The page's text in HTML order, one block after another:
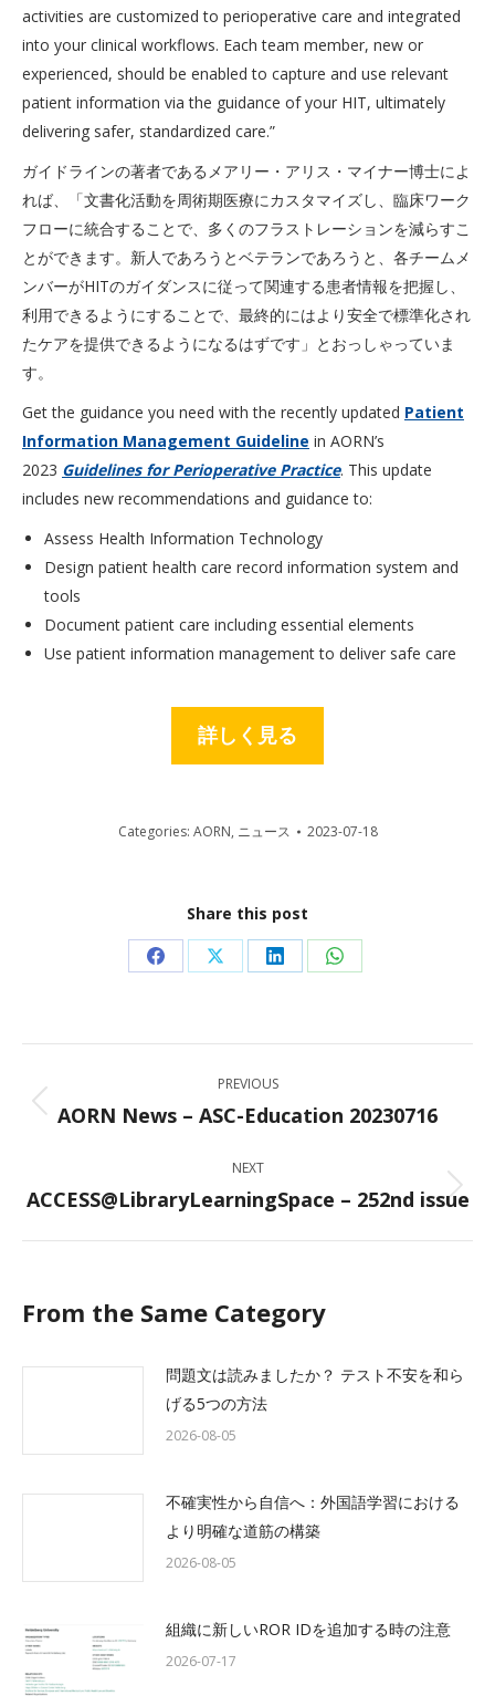
activities are customized to perioperative care and integrated
into your clinical workflows. Each team member, new or
experienced, should be enabled to capture and use relevant
patient information via the guidance of your HIT, ultimately
delivering safer, standardized care.”
ガイドラインの著者であるメアリー・アリス・マイナー博士によ
れば、「文書化活動を周術期医療にカスタマイズし、臨床ワーク
フローに統合することで、多くのフラストレーションを減らすこ
とができます。新人であろうとベテランであろうと、各チームメ
ンバーがHITのガイダンスに従って関連する患者情報を把握し、
利用できるようにすることで、最終的にはより安全で標準化され
たケアを提供できるようになるはずです」とおっしゃっていま
す。
Get the guidance you need with the recently updated Patient
Information Management Guideline in AORN’s
2023 Guidelines for Perioperative Practice. This update
includes new recommendations and guidance to:
Assess Health Information Technology
Design patient health care record information system and
tools
Document patient care including essential elements
Use patient information management to deliver safe care
詳しく見る
Categories: AORN, ニュース 2023-07-18
Share this post
Share
Facebook
Share
X
Share
LinkedIn
Share
WhatsApp
navigation
PREVIOUS
Previous
AORN News – ASC-Education 20230716
NEXT
Next
ACCESS@LibraryLearningSpace – 252nd issue
From the Same Category
問題文は読みましたか？ テスト不安を和ら
げる5つの方法
2026-08-05
不確実性から自信へ：外国語学習における
より明確な道筋の構築
2026-08-05
組織に新しいROR IDを追加する時の注意
2026-07-17